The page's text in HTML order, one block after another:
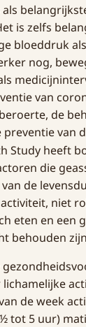
is zelfs
bloeddruk
nog,
van
de
van
Study heeft
die
de
niet
eten en een
behouden
de week
tot 5 uur)